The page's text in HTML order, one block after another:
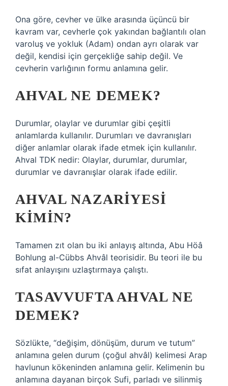
Ona göre, cevher ve ülke arasında üçüncü bir
kavram var, cevherle çok yakından bağlantılı olan
varoluş ve yokluk (Adam) ondan ayrı olarak var
değil, kendisi için gerçekliğe sahip değil. Ve
cevherin varlığının formu anlamına gelir.
AHVAL NE DEMEK?
Durumlar, olaylar ve durumlar gibi çeşitli
anlamlarda kullanılır. Durumları ve davranışları
diğer anlamlar olarak ifade etmek için kullanılır.
Ahval TDK nedir: Olaylar, durumlar, durumlar,
durumlar ve davranışlar olarak ifade edilir.
AHVAL NAZARIYESI
KIMIN?
Tamamen zıt olan bu iki anlayış altında, Abu Höâ
Bohlung al-Cübbs Ahvâl teorisidir. Bu teori ile bu
sıfat anlayışını uzlaştırmaya çalıştı.
TASAVVUFTA AHVAL NE
DEMEK?
Sözlükte, “değişim, dönüşüm, durum ve tutum”
anlamına gelen durum (çoğul ahvâl) kelimesi Arap
havlunun kökeninden anlamına gelir. Kelimenin bu
anlamına dayanan birçok Sufi, parladı ve silinmiş